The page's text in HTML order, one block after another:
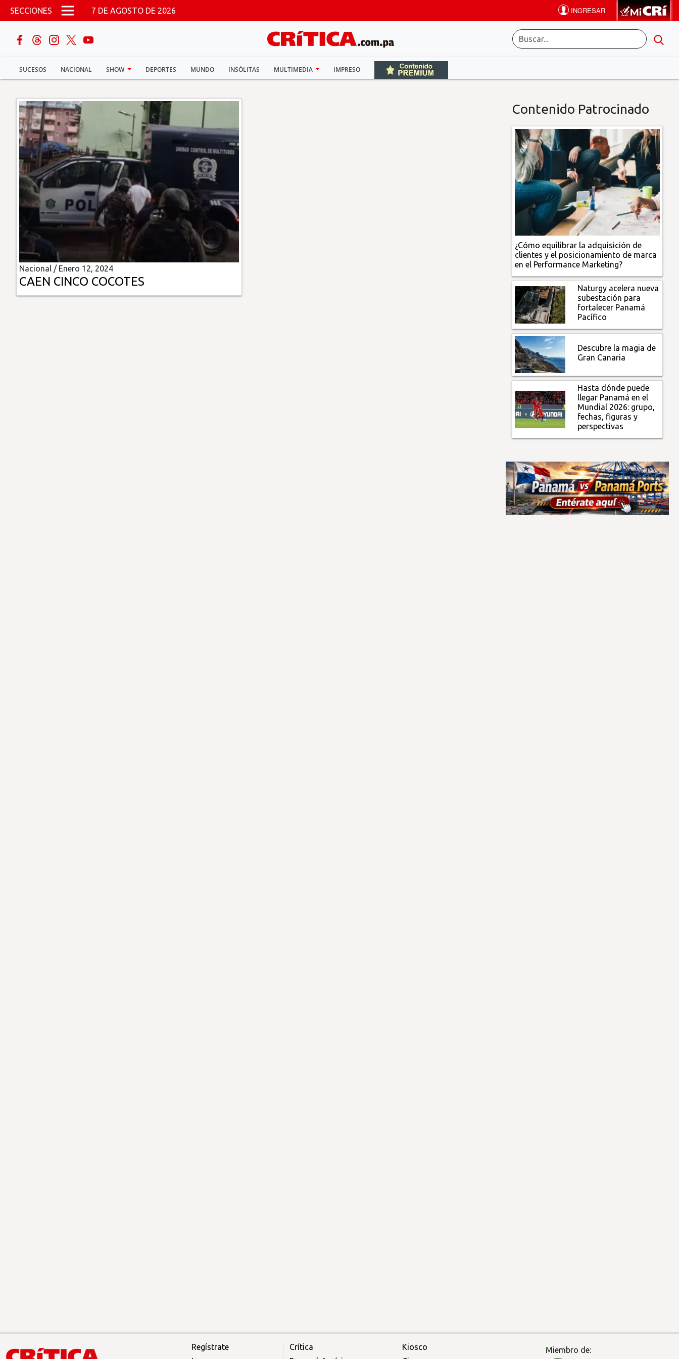
Pasar al contenido principal
SECCIONES 7 DE AGOSTO DE 2026
SUCESOS NACIONAL SHOW DEPORTES MUNDO INSÓLITAS MULTIMEDIA IMPRESO
buscar
Sucesos
Nacional
Política
Show
Deportes
Multimedia
Nacional / Enero 12, 2024
CAEN CINCO COCOTES
Contenido Patrocinado
¿Cómo equilibrar la adquisición de
clientes y el posicionamiento de marca
en el Performance Marketing?
Naturgy acelera nueva
subestación para
fortalecer Panamá
Pacífico
Descubre la magia de
Gran Canaria
Hasta dónde puede
llegar Panamá en el
Mundial 2026: grupo,
fechas, figuras y
perspectivas
Regístrate
Crítica
Kiosco
Miembro de: